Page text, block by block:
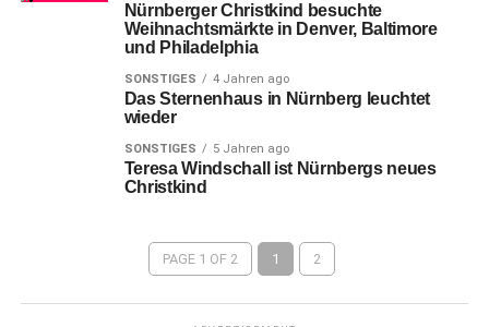
Nürnberger Christkind besuchte
Weihnachtsmärkte in Denver, Baltimore
und Philadelphia
SONSTIGES 4 Jahren ago
Das Sternenhaus in Nürnberg leuchtet
wieder
SONSTIGES 5 Jahren ago
Teresa Windschall ist Nürnbergs neues
Christkind
PAGE 1 OF 2 1 2